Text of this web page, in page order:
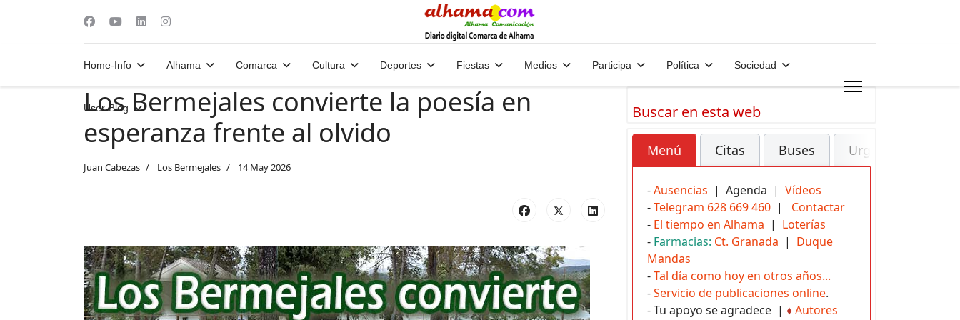
Home-Info Alhama Comarca Cultura Deportes Fiestas Medios Participa Política Sociedad
User-Blog
Los Bermejales convierte la poesía en
esperanza frente al olvido
Juan Cabezas Los Bermejales 14 May 2026
Buscar en esta web
Menú Citas Buses Urgencias
-Ausencias | Agenda | Vídeos
-Telegram 628 669 460 | Contactar
- El tiempo en Alhama | Loterías
- Farmacias: Ct. Granada | Duque
Mandas
-Tal día como hoy en otros años...
-Servicio de publicaciones online.
- Tu apoyo se agradece | ♦Autores